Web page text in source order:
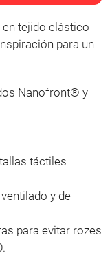
para un
táctiles
y de
para evitar rozes